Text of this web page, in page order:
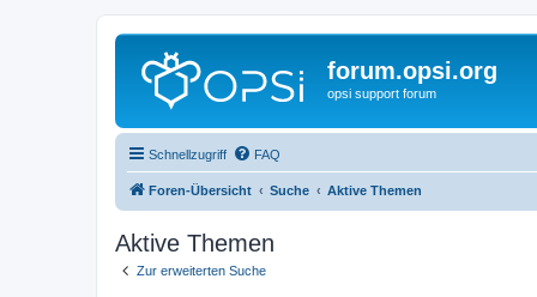
forum.opsi.org
opsi support forum
Schnellzugriff FAQ
Foren-Übersicht Suche Aktive Themen
Aktive Themen
Zur erweiterten Suche